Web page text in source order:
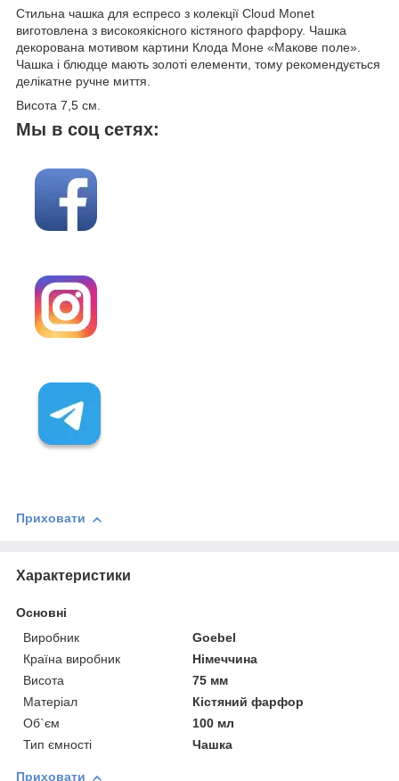
Стильна чашка для еспресо з колекції Cloud Monet
виготовлена з високоякісного кістяного фарфору. Чашка
декорована мотивом картини Клода Моне «Макове поле».
Чашка і блюдце мають золоті елементи, тому рекомендується
делікатне ручне миття.
Висота 7,5 см.
Мы в соц сетях:
Приховати
Характеристики
Основні
Виробник
Goebel
Країна виробник
Німеччина
Висота
75 мм
Матеріал
Кістяний фарфор
Об`єм
100 мл
Тип ємності
Чашка
Приховати